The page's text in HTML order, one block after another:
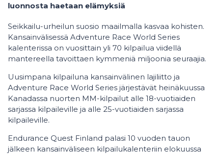
luonnosta haetaan elämyksiä
Seikkailu-urheilun suosio maailmalla kasvaa kohisten.
Kansainvälisessä Adventure Race World Series
kalenterissa on vuosittain yli 70 kilpailua viidellä
mantereella tavoittaen kymmeniä miljoonia seuraajia.
Uusimpana kilpailuna kansainvälinen lajiliitto ja
Adventure Race World Series järjestävät heinäkuussa
Kanadassa nuorten MM-kilpailut alle 18-vuotiaiden
sarjassa kilpaileville ja alle 25-vuotiaiden sarjassa
kilpaileville.
Endurance Quest Finland palasi 10 vuoden tauon
jälkeen kansainväliseen kilpailukalenteriin elokuussa